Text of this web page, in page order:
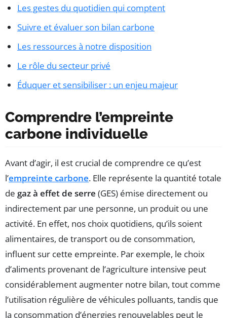
Les gestes du quotidien qui comptent
Suivre et évaluer son bilan carbone
Les ressources à notre disposition
Le rôle du secteur privé
Éduquer et sensibiliser : un enjeu majeur
Comprendre l’empreinte
carbone individuelle
Avant d’agir, il est crucial de comprendre ce qu’est
l’empreinte carbone. Elle représente la quantité totale
de gaz à effet de serre (GES) émise directement ou
indirectement par une personne, un produit ou une
activité. En effet, nos choix quotidiens, qu’ils soient
alimentaires, de transport ou de consommation,
influent sur cette empreinte. Par exemple, le choix
d’aliments provenant de l’agriculture intensive peut
considérablement augmenter notre bilan, tout comme
l’utilisation régulière de véhicules polluants, tandis que
la consommation d’énergies renouvelables peut le